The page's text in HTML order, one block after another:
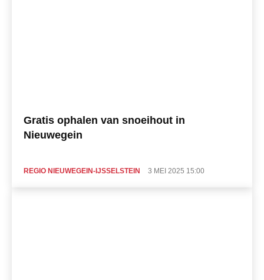
Gratis ophalen van snoeihout in
Nieuwegein
REGIO NIEUWEGEIN-IJSSELSTEIN 3 MEI 2025 15:00